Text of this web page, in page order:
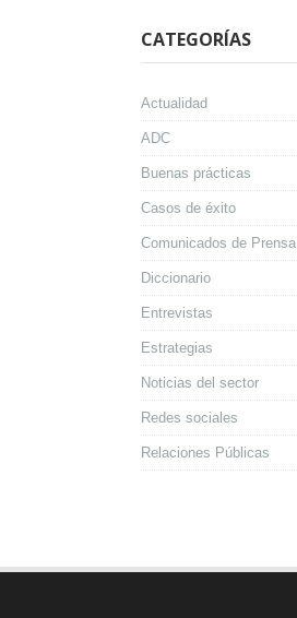
CATEGORÍAS
Actualidad
ADC
Buenas prácticas
Casos de éxito
Comunicados de Prensa
Diccionario
Entrevistas
Estrategias
Noticias del sector
Redes sociales
Relaciones Públicas